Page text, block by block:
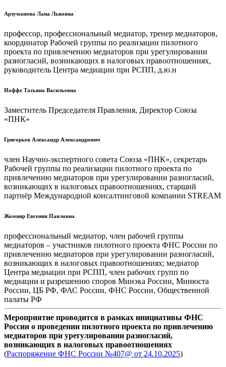
Арзуманова Лана Львовна
профессор, профессиональный медиатор, тренер медиаторов,
координатор Рабочей группы по реализации пилотного
проекта по привлечению медиаторов при урегулировании
разногласий, возникающих в налоговых правоотношениях,
руководитель Центра медиации при РСПП, д.ю.н
Иоффе Татьяна Васильевна
Заместитель Председателя Правления, Директор Союза
«ПНК»
Григорьев Александр Александрович
член Научно-экспертного совета Союза «ПНК», секретарь
Рабочей группы по реализации пилотного проекта по
привлечению медиаторов при урегулировании разногласий,
возникающих в налоговых правоотношениях, старший
партнёр Международной консалтинговой компании STREAM
Жомнир Евгения Павловна
профессиональный медиатор, член рабочей группы
медиаторов – участников пилотного проекта ФНС России по
привлечению медиаторов при урегулировании разногласий,
возникающих в налоговых правоотношениях; медиатор
Центра медиации при РСПП, член рабочих групп по
медиации и разрешению споров Минэка России, Минюста
России, ЦБ РФ, ФАС России, ФНС России, Общественной
палаты РФ
Мероприятие проводится в рамках инициативы ФНС
России о проведении пилотного проекта по привлечению
медиаторов при урегулировании разногласий,
возникающих в налоговых правоотношениях
(Распоряжение ФНС России №407@ от 24.10.2025)